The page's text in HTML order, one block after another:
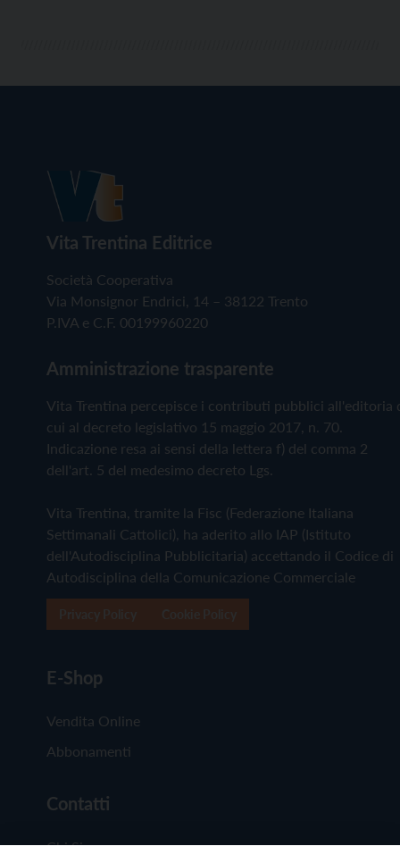
Vita Trentina Editrice
Società Cooperativa
Via Monsignor Endrici, 14 – 38122 Trento
P.IVA e C.F. 00199960220
Amministrazione trasparente
Vita Trentina percepisce i contributi pubblici all'editoria
cui al decreto legislativo 15 maggio 2017, n. 70.
Indicazione resa ai sensi della lettera f) del comma 2
dell'art. 5 del medesimo decreto Lgs.
Vita Trentina, tramite la Fisc (Federazione Italiana
Settimanali Cattolici), ha aderito allo IAP (Istituto
dell'Autodisciplina Pubblicitaria) accettando il Codice di
Autodisciplina della Comunicazione Commerciale
E-Shop
Vendita Online
Abbonamenti
Contatti
Chi Siamo